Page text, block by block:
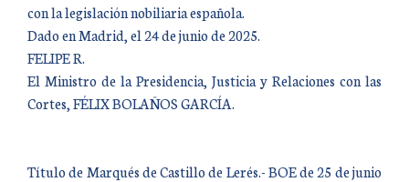
con la legislación nobiliaria española.
Dado en Madrid, el 24 de junio de 2025.
FELIPE R.
El Ministro de la Presidencia, Justicia y Relaciones con las
Cortes, FÉLIX BOLAÑOS GARCÍA.
Título de Marqués de Castillo de Lerés.- BOE de 25 de junio